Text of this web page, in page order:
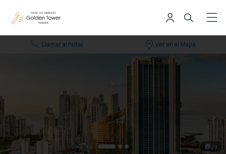
Llamar al hotel Ver en el Mapa
29